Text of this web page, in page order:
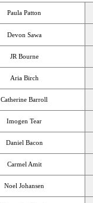
Paula Patton
Devon Sawa
JR Bourne
Aria Birch
Catherine Barroll
Imogen Tear
Daniel Bacon
Carmel Amit
Noel Johansen